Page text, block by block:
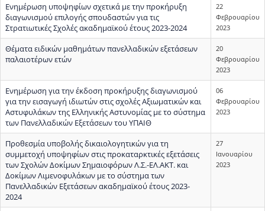
Ενημέρωση υποψηφίων σχετικά με την προκήρυξη
διαγωνισμού επιλογής σπουδαστών για τις
Στρατιωτικές Σχολές ακαδημαϊκού έτους 2023-2024
22
Φεβρουαρίου
2023
Θέματα ειδικών μαθημάτων πανελλαδικών εξετάσεων
παλαιοτέρων ετών
20
Φεβρουαρίου
2023
Ενημέρωση για την έκδοση προκήρυξης διαγωνισμού
για την εισαγωγή ιδιωτών στις σχολές Αξιωματικών και
Αστυφυλάκων της Ελληνικής Αστυνομίας με το σύστημα
των Πανελλαδικών Εξετάσεων του ΥΠΑΙΘ
06
Φεβρουαρίου
2023
Προθεσμία υποβολής δικαιολογητικών για τη
συμμετοχή υποψηφίων στις προκαταρκτικές εξετάσεις
των Σχολών Δοκίμων Σημαιοφόρων Λ.Σ.-ΕΛ.ΑΚΤ. και
Δοκίμων Λιμενοφυλάκων με το σύστημα των
Πανελλαδικών Εξετάσεων ακαδημαϊκού έτους 2023-
2024
27
Ιανουαρίου
2023